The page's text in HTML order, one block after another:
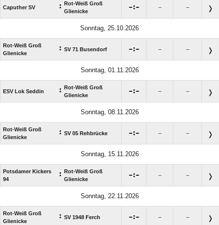
Caputher SV :
Rot-Weiß Groß
Glienicke
: – –
Sonntag, 25.10.2026
Rot-Weiß Groß
Glienicke
: SV 71 Busendorf : – –
Sonntag, 01.11.2026
ESV Lok Seddin :
Rot-Weiß Groß
Glienicke
: – –
Sonntag, 08.11.2026
Rot-Weiß Groß
Glienicke
: SV 05 Rehbrücke : – –
Sonntag, 15.11.2026
Potsdamer Kickers
94
:
Rot-Weiß Groß
Glienicke
: – –
Sonntag, 22.11.2026
Rot-Weiß Groß
Glienicke
: SV 1948 Ferch : – –